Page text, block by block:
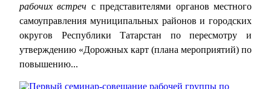
рабочих встреч с представителями органов местного
самоуправления муниципальных районов и городских
округов Республики Татарстан по пересмотру и
утверждению «Дорожных карт (плана мероприятий) по
повышению...